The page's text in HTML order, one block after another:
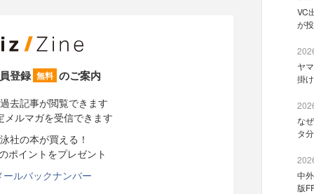
登録 無料 のご案内
去記事が閲覧できます
メルマガを受信できます
社の本が買える！
ポイントをプレゼント
ールバックナンバー
VC
が
ヤ
掛
な
タ
中
版